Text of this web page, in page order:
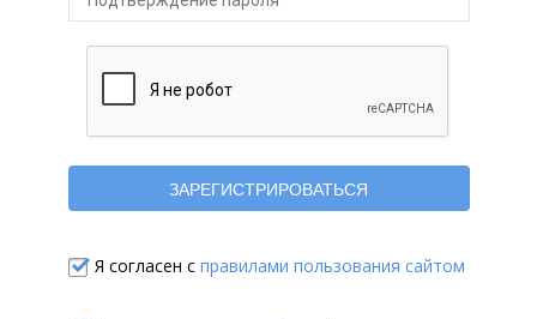
Я согласен с правилами пользования сайтом